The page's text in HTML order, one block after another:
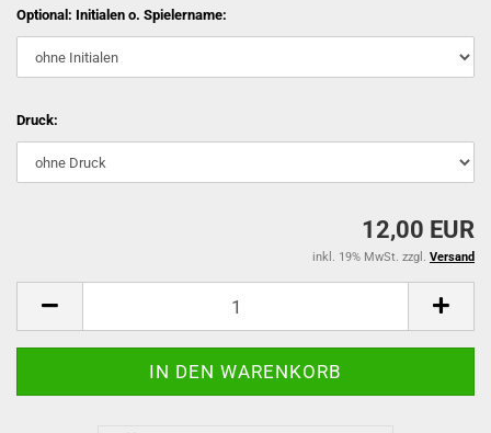
Optional: Initialen o. Spielername:
Druck:
12,00 EUR
inkl. 19% MwSt. zzgl. Versand